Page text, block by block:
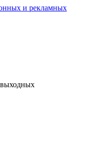
и рекламных